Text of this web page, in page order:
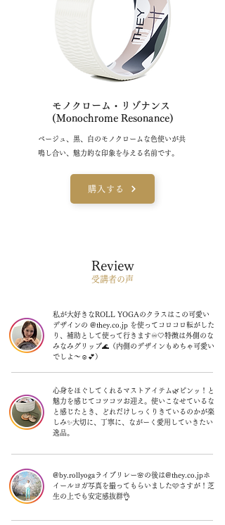
モノクローム・リゾナンス
(Monochrome Resonance)
ベージュ、黒、白のモノクロームな色使いが共
鳴し合い、魅力的な印象を与える名前です。
購入する
Review
受講者の声
私が大好きなROLL YOGAのクラスはこの可愛い
デザインの @they.co.jp を使ってコロコロ転がした
り、補助として使って行きます♾🤍特徴は外側のな
みなみグリップ🌊（内側のデザインもめちゃ可愛い
でしよ〜☺️💕）
心身をほぐしてくれるマストアイテム🌿ピンッ！と
魅力を感じてコツコツお迎え。使いこなせているな
と感じたとき、どれだけしっくりきているのかが楽
しみ✨大切に、丁寧に、ながーく愛用していきたい
逸品。
@by.rollyogaライブリレー🌸の後は@they.co.jpホ
イールヨガ写真を撮ってもらいました🩷さすが！芝
生の上でも安定感抜群👌